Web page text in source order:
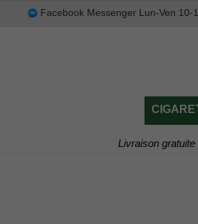
Facebook Messenger Lun-Ven 10-
Livraison